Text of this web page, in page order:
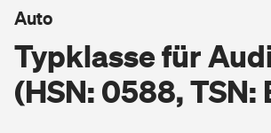
Berufsunfähigkeitsversicherung
Erwerbsunfähigkeitsversicherung
Wohnen
Typklasse für
(HSN: 0588, TSN:
Auto